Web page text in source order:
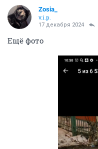
Zosia_
v.i.p.
17 декабря 2024
Ещё фото